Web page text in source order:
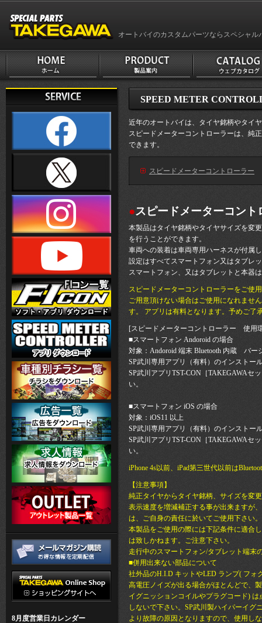
オートバイのカスタムパーツならスペシャル
8月度営業日カレンダー
SPEED METER
近年のオートバイは、タイヤ銘柄やタイ
スピードメーターコントローラーは、純
できます。
スピードメーターコントローラー
●スピードメーターコント
本製品はタイヤ銘柄やタイヤサイズを変
を行うことができます。
車両への装着は車両専用ハーネスが付属
設定はすべてスマートフォン又はタブレ
スマートフォン、又はタブレットと本器
スピードメーターコントローラーをご使
ご用意頂けない場合はご使用になれませ
す。 アプリは有料となります。予めご了
[スピードメーターコントローラー 使用
■スマートフォン Andoroid の場合
対象：Andoroid 端末 Bluetooth 内蔵 バー
SP武川専用アプリ（有料）のインストー
SP武川アプリTST-CON［TAKEGAWAセ
い。
■スマートフォン iOS の場合
対象：iOS11 以上
SP武川専用アプリ（有料）のインストー
SP武川アプリTST-CON［TAKEGAWAセ
い。
iPhone 4s以前、iPad第三世代以前は
【注意事項】
純正タイヤからタイヤ銘柄、サイズを変
表示速度を増減補正する事が出来ますが
は、ご自身の責任に於いてご使用下さい。
本製品をご使用の際には下記条件に適合
は致しかねます。ご注意下さい。
走行中のスマートフォン/タブレット端末
■併用出来ない部品について
社外品のH.I.D キットやLED ランプ( フォ
高電圧ノイズが出る場合がほとんどで、
イグニッションコイルやプラグコード)
しないで下さい。SP武川製ハイパーイ
より故障の原因となりますので、使用し